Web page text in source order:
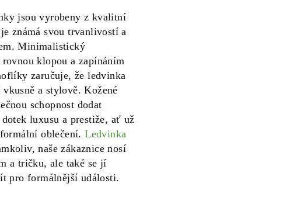
jsou vyrobeny z kvalitní
známá svou trvanlivostí a
Minimalistický
klopou a zapínáním
zaručuje, že ledvinka
a stylově. Kožené
schopnost dodat
luxusu a prestiže, ať už
oblečení.Ledvinka
naše zákaznice nosí
a tričku, ale také se jí
pro formálnější události.